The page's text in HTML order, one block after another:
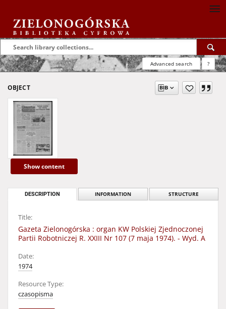
Advanced search ?
OBJECT
Show content
DESCRIPTION INFORMATION STRUCTURE
Title:
Gazeta Zielonogórska : organ KW Polskiej Zjednoczonej
Partii Robotniczej R. XXIII Nr 107 (7 maja 1974). - Wyd. A
Date:
1974
Resource Type:
czasopisma